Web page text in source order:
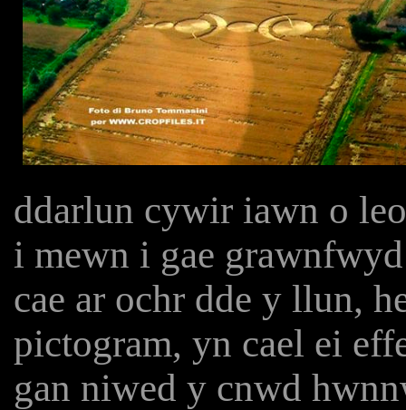
ddarlun cywir iawn o
i mewn i gae
cae ar ochr dde y llun,
pictogram, yn cael ei
gan niwed y cnwd